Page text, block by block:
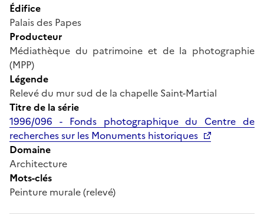
Édifice
Palais des Papes
Producteur
Médiathèque du patrimoine et de la photographie
(MPP)
Légende
Relevé du mur sud de la chapelle Saint-Martial
Titre de la série
1996/096 - Fonds photographique du Centre de
recherches sur les Monuments historiques
Domaine
Architecture
Mots-clés
Peinture murale (relevé)